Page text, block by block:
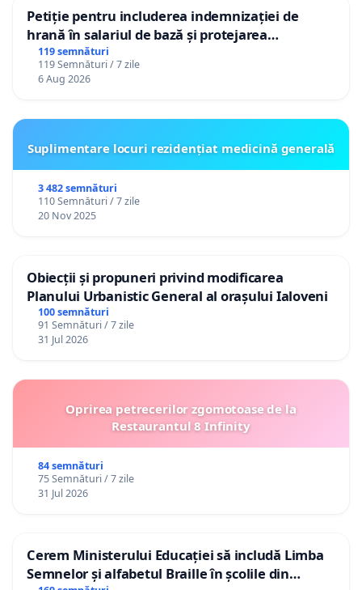
Petiție pentru includerea indemnizației de
hrană în salariul de bază și protejarea
gradațiilor de vechime pentru asistenții
personali
119 semnături
119 Semnături / 7 zile
6 Aug 2026
Suplimentare locuri rezidențiat medicină generală
3 482 semnături
110 Semnături / 7 zile
20 Nov 2025
Obiecții și propuneri privind modificarea
Planului Urbanistic General al orașului Ialoveni
100 semnături
91 Semnături / 7 zile
31 Jul 2026
Oprirea petrecerilor zgomotoase de la
Restaurantul 8 Infinity
84 semnături
75 Semnături / 7 zile
31 Jul 2026
Cerem Ministerului Educației să includă Limba
Semnelor și alfabetul Braille în școlile din